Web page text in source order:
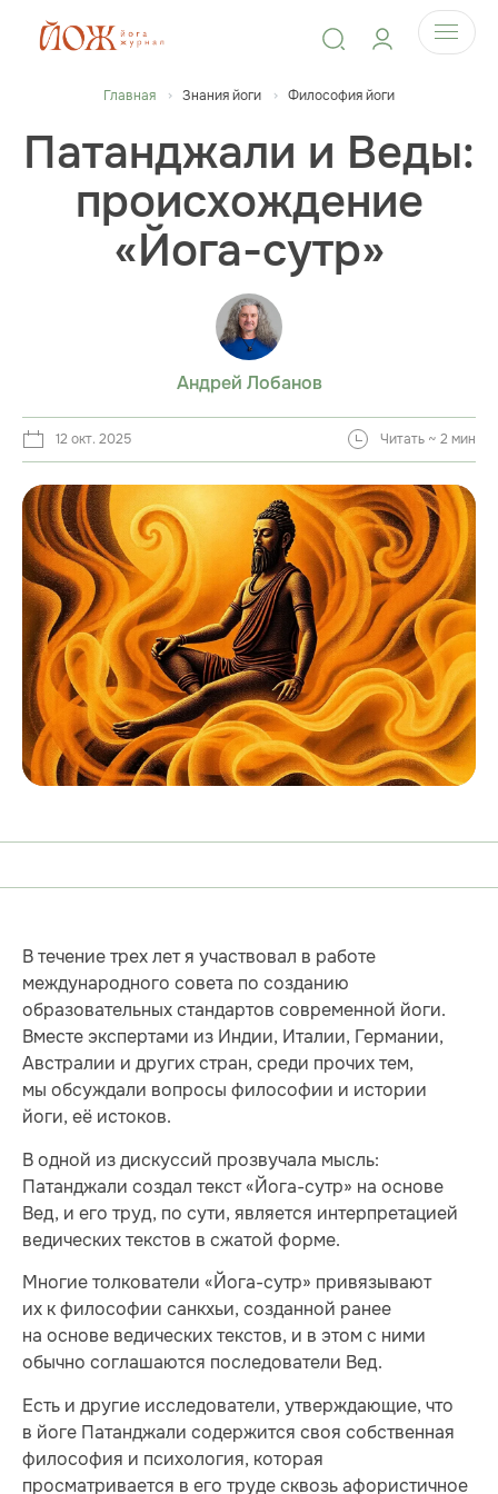
Главная Знания йоги Философия йоги
Патанджали и Веды:
происхождение
«Йога-сутр»
Андрей Лобанов
12 окт. 2025 Читать ~ 2 мин
В течение трех лет я участвовал в работе
международного совета по созданию
образовательных стандартов современной йоги.
Вместе экспертами из Индии, Италии, Германии,
Австралии и других стран, среди прочих тем,
мы обсуждали вопросы философии и истории
йоги, её истоков.
В одной из дискуссий прозвучала мысль:
Патанджали создал текст «Йога-сутр» на основе
Вед, и его труд, по сути, является интерпретацией
ведических текстов в сжатой форме.
Многие толкователи «Йога-сутр» привязывают
их к философии санкхьи, созданной ранее
на основе ведических текстов, и в этом с ними
обычно соглашаются последователи Вед.
Есть и другие исследователи, утверждающие, что
в йоге Патанджали содержится своя собственная
философия и психология, которая
просматривается в его труде сквозь афористичное